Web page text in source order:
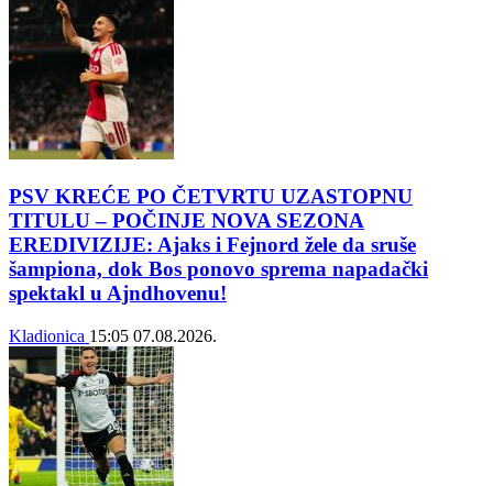
PSV KREĆE PO ČETVRTU UZASTOPNU
TITULU – POČINJE NOVA SEZONA
EREDIVIZIJE: Ajaks i Fejnord žele da sruše
šampiona, dok Bos ponovo sprema napadački
spektakl u Ajndhovenu!
Kladionica 15:05 07.08.2026.